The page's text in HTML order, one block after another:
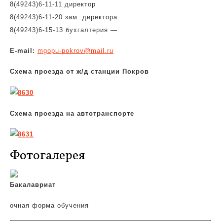
8(49243)6-11-11 директор
8(49243)6-11-20 зам. директора
8(49243)6-15-13 бухгалтерия —
E-mail: mgopu-pokrov@mail.ru
Схема проезда от ж/д станции Покров
Схема проезда на автотранспорте
Фотогалерея
Бакалавриат
очная форма обучения